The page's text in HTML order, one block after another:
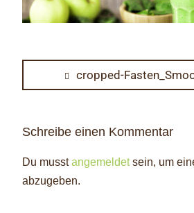
Beitragsnavigation
Previous
post:
cropped-
Schreibe einen Kommentar
Du musstangemeldetsein, um
abzugeben.